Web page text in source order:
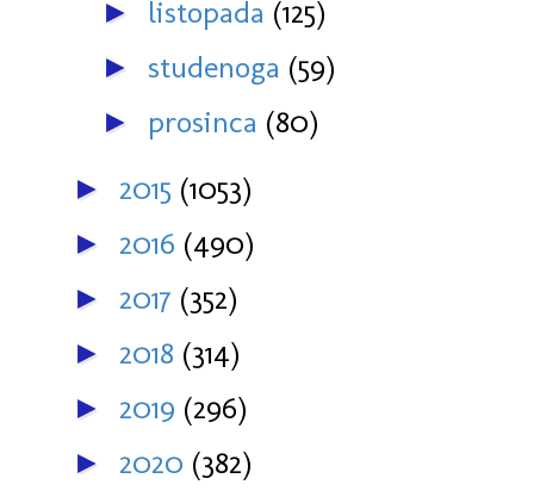
► listopada (125)
► studenoga (59)
► prosinca (80)
► 2015 (1053)
► 2016 (490)
► 2017 (352)
► 2018 (314)
► 2019 (296)
► 2020 (382)